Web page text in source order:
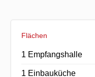
Flächen
1 Empfangshalle
1 Einbauküche